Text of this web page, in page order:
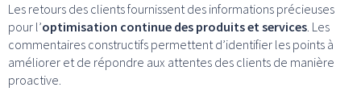
Les retours des clients fournissent des informations précieuses
pour l’optimisation continue des produits et services. Les
commentaires constructifs permettent d’identifier les points à
améliorer et de répondre aux attentes des clients de manière
proactive.